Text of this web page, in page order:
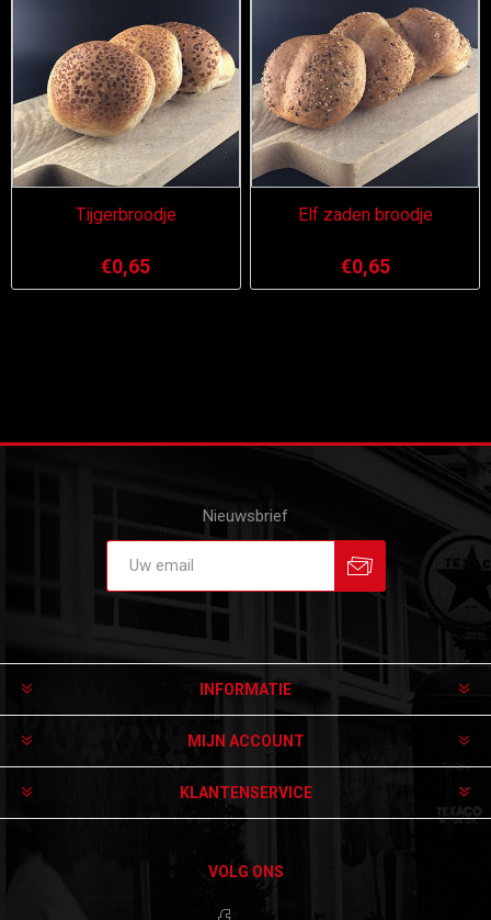
Tijgerbroodje
€0,65
Elf zaden broodje
€0,65
Nieuwsbrief
INFORMATIE
MIJN ACCOUNT
KLANTENSERVICE
VOLG ONS